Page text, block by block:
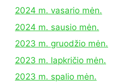
2024 m. vasario mėn.
2024 m. sausio mėn.
2023 m. gruodžio mėn.
2023 m. lapkričio mėn.
2023 m. spalio mėn.